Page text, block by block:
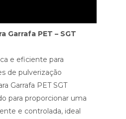
Garrafa PET – SGT
e eficiente para
de pulverização
Garrafa PET SGT
para proporcionar uma
e controlada, ideal